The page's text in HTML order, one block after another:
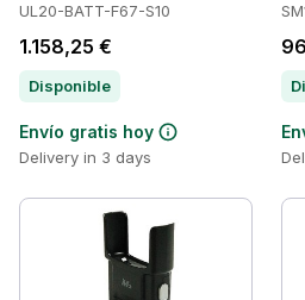
UL20-BATT-F67-S10
1.158,25 €
Disponible
Envío gratis hoy
Delivery in 3 days